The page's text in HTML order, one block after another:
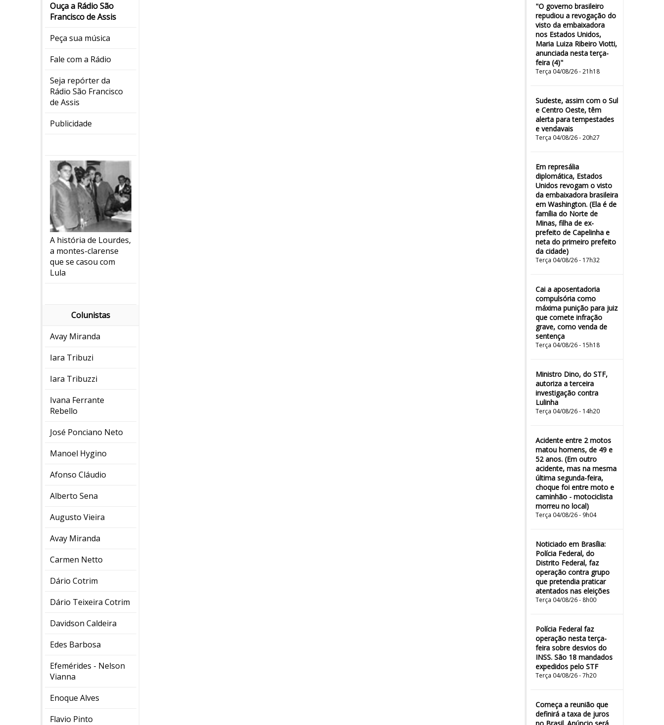
Ouça a Rádio São
Francisco de Assis
Peça sua música
Fale com a Rádio
Seja repórter da
Rádio São Francisco
de Assis
Publicidade
A história de Lourdes,
a montes-clarense
que se casou com
Lula
Colunistas
Avay Miranda
Iara Tribuzi
Iara Tribuzzi
Ivana Ferrante
Rebello
José Ponciano Neto
Manoel Hygino
Afonso Cláudio
Alberto Sena
Augusto Vieira
Avay Miranda
Carmen Netto
Dário Cotrim
Dário Teixeira Cotrim
Davidson Caldeira
Edes Barbosa
Efemérides - Nelson
Vianna
Enoque Alves
Flavio Pinto
"O governo brasileiro
repudiou a revogação do
visto da embaixadora
nos Estados Unidos,
Maria Luiza Ribeiro Viotti,
anunciada nesta terça-
feira (4)"
Terça 04/08/26 - 21h18
Sudeste, assim com o Sul
e Centro Oeste, têm
alerta para tempestades
e vendavais
Terça 04/08/26 - 20h27
Em represália
diplomática, Estados
Unidos revogam o visto
da embaixadora brasileira
em Washington. (Ela é de
família do Norte de
Minas, filha de ex-
prefeito de Capelinha e
neta do primeiro prefeito
da cidade)
Terça 04/08/26 - 17h32
Cai a aposentadoria
compulsória como
máxima punição para juiz
que comete infração
grave, como venda de
sentença
Terça 04/08/26 - 15h18
Ministro Dino, do STF,
autoriza a terceira
investigação contra
Lulinha
Terça 04/08/26 - 14h20
Acidente entre 2 motos
matou homens, de 49 e
52 anos. (Em outro
acidente, mas na mesma
última segunda-feira,
choque foi entre moto e
caminhão - motociclista
morreu no local)
Terça 04/08/26 - 9h04
Noticiado em Brasília:
Polícia Federal, do
Distrito Federal, faz
operação contra grupo
que pretendia praticar
atentados nas eleições
Terça 04/08/26 - 8h00
Polícia Federal faz
operação nesta terça-
feira sobre desvios do
INSS. São 18 mandados
expedidos pelo STF
Terça 04/08/26 - 7h20
Começa a reunião que
definirá a taxa de juros